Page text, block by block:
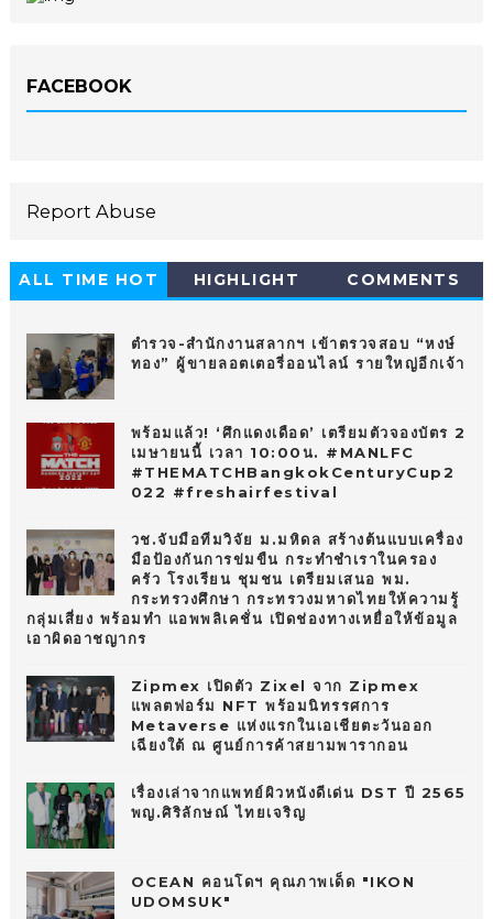
FACEBOOK
Report Abuse
ALL TIME HOT
HIGHLIGHT COMMENTS
ตำรวจ-สำนักงานสลากฯ เข้าตรวจสอบ “หงษ์
ทอง” ผู้ขายลอตเตอรี่ออนไลน์ รายใหญ่อีกเจ้า
พร้อมแล้ว! ‘ศึกแดงเดือด’ เตรียมตัวจองบัตร 2
เมษายนนี้ เวลา 10:00น. #MANLFC
#THEMATCHBangkokCenturyCup2
022 #freshairfestival
วช.จับมือทีมวิจัย ม.มหิดล สร้างต้นแบบเครื่อง
มือป้องกันการข่มขืน กระทำชำเราในครอง
ครัว โรงเรียน ชุมชน เตรียมเสนอ พม.
กระทรวงศึกษา กระทรวงมหาดไทยให้ความรู้
กลุ่มเสี่ยง พร้อมทำ แอพพลิเคชั่น เปิดช่องทางเหยื่อให้ข้อมูล
เอาผิดอาชญากร
Zipmex เปิดตัว Zixel จาก Zipmex
แพลตฟอร์ม NFT พร้อมนิทรรศการ
Metaverse แห่งแรกในเอเชียตะวันออก
เฉียงใต้ ณ ศูนย์การค้าสยามพารากอน
เรื่องเล่าจากแพทย์ผิวหนังดีเด่น DST ปี 2565
พญ.ศิริลักษณ์ ไทยเจริญ
OCEAN คอนโดฯ คุณภาพเด็ด "IKON
UDOMSUK"